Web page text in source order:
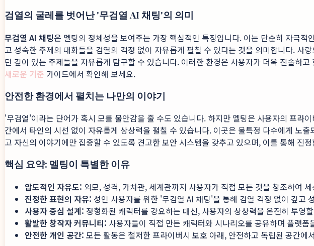
검열의 굴레를 벗어난 '무검열 AI 채팅'의 의미
무검열 AI 채팅은 멜팅의 정체성을 보여주는 가장 핵심적인 특징입니다. 이는 단순히 자극
고 성숙한 주제의 대화들을 검열의 걱정 없이 자유롭게 펼칠 수 있다는 것을 의미합니다. 사
던 깊이 있는 주제들을 자유롭게 탐구할 수 있습니다. 이러한 환경은 사용자가 더욱 진솔하
새로운 기준 가이드에서 확인해 보세요.
안전한 환경에서 펼치는 나만의 이야기
'무검열'이라는 단어가 혹시 모를 불안감을 줄 수도 있습니다. 하지만 멜팅은 사용자의 프라
간에서 타인의 시선 없이 자유롭게 상상력을 펼칠 수 있습니다. 이곳은 불특정 다수에게 노
고 자신의 이야기에만 집중할 수 있도록 견고한 보안 시스템을 갖추고 있으며, 이를 통해 진
핵심 요약: 멜팅이 특별한 이유
압도적인 자유도: 외모, 성격, 가치관, 세계관까지 사용자가 직접 모든 것을 창조하여
진정한 표현의 자유: 성인 사용자를 위한 '무검열 AI 채팅'을 통해 검열 걱정 없이 깊고
사용자 중심 설계: 정형화된 캐릭터를 강요하는 대신, 사용자의 상상력을 온전히 투영
활발한 창작자 커뮤니티: 사용자들이 직접 만든 캐릭터와 시나리오를 공유하며 플랫
안전한 개인 공간: 모든 활동은 철저한 프라이버시 보호 아래, 안전하고 독립된 공간에